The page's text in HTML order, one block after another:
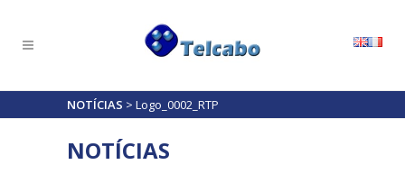
NOTÍCIAS > Logo_0002_RTP
NOTÍCIAS